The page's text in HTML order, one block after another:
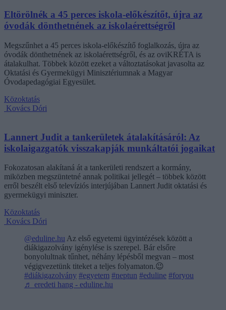
Eltörölnék a 45 perces iskola-előkészítőt, újra az
óvodák dönthetnének az iskolaérettségről
Megszűnhet a 45 perces iskola-előkészítő foglalkozás, újra az
óvodák dönthetnének az iskolaérettségről, és az oviKRÉTA is
átalakulhat. Többek között ezeket a változtatásokat javasolta az
Oktatási és Gyermekügyi Minisztériumnak a Magyar
Óvodapedagógiai Egyesület.
Közoktatás
Kovács Dóri
Lannert Judit a tankerületek átalakításáról: Az
iskolaigazgatók visszakapják munkáltatói jogaikat
Fokozatosan alakítaná át a tankerületi rendszert a kormány,
miközben megszüntetné annak politikai jellegét – többek között
erről beszélt első televíziós interjújában Lannert Judit oktatási és
gyermekügyi miniszter.
Közoktatás
Kovács Dóri
@eduline.hu Az első egyetemi ügyintézések között a
diákigazolvány igénylése is szerepel. Bár elsőre
bonyolultnak tűnhet, néhány lépésből megvan – most
végigvezetünk titeket a teljes folyamaton.😉
#diákigazolvány #egyetem #neptun #eduline #foryou
♬ eredeti hang - eduline.hu